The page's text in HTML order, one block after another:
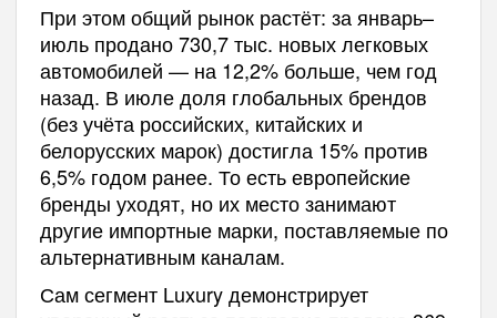
При этом общий рынок растёт: за январь–
июль продано 730,7 тыс. новых легковых
автомобилей — на 12,2% больше, чем год
назад. В июле доля глобальных брендов
(без учёта российских, китайских и
белорусских марок) достигла 15% против
6,5% годом ранее. То есть европейские
бренды уходят, но их место занимают
другие импортные марки, поставляемые по
альтернативным каналам.
Сам сегмент Luxury демонстрирует